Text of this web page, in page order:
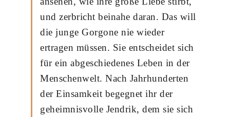
und zerbricht beinahe daran. Das will
die junge Gorgone nie wieder
ertragen müssen. Sie entscheidet sich
für ein abgeschiedenes Leben in der
Menschenwelt. Nach Jahrhunderten
der Einsamkeit begegnet ihr der
geheimnisvolle Jendrik, dem sie sich